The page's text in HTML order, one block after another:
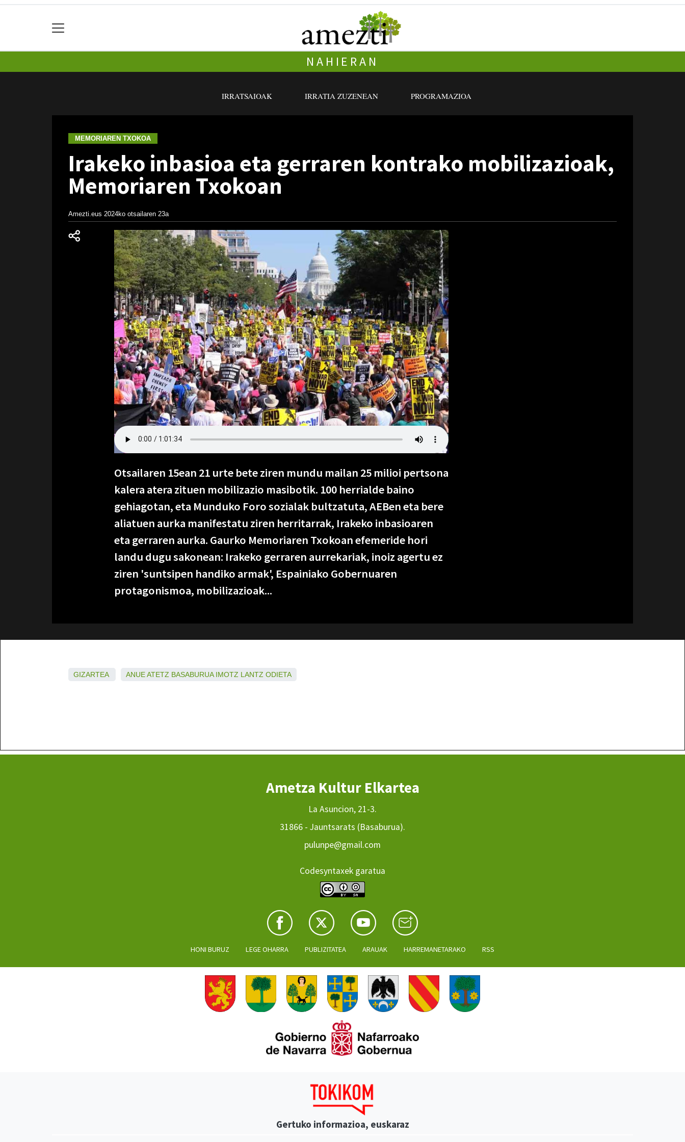
NAHIERAN
IRRATSAIOAK IRRATIA ZUZENEAN PROGRAMAZIOA
MEMORIAREN TXOKOA
Irakeko inbasioa eta gerraren kontrako mobilizazioak,
Memoriaren Txokoan
Amezti.eus 2024ko otsailaren 23a
Otsailaren 15ean 21 urte bete ziren mundu mailan 25 milioi pertsona
kalera atera zituen mobilizazio masibotik. 100 herrialde baino
gehiagotan, eta Munduko Foro sozialak bultzatuta, AEBen eta bere
aliatuen aurka manifestatu ziren herritarrak, Irakeko inbasioaren
eta gerraren aurka. Gaurko Memoriaren Txokoan efemeride hori
landu dugu sakonean: Irakeko gerraren aurrekariak, inoiz agertu ez
ziren 'suntsipen handiko armak', Espainiako Gobernuaren
protagonismoa, mobilizazioak...
GIZARTEA ANUEATETZ BASABURUA IMOTZ LANTZ ODIETA
Ametza Kultur Elkartea
La Asuncion, 21-3.
31866 - Jauntsarats (Basaburua).
pulunpe@gmail.com
Codesyntaxek garatua
HONI BURUZ LEGE OHARRA PUBLIZITATEA ARAUAK HARREMANETARAKO RSS
Gertuko informazioa, euskaraz